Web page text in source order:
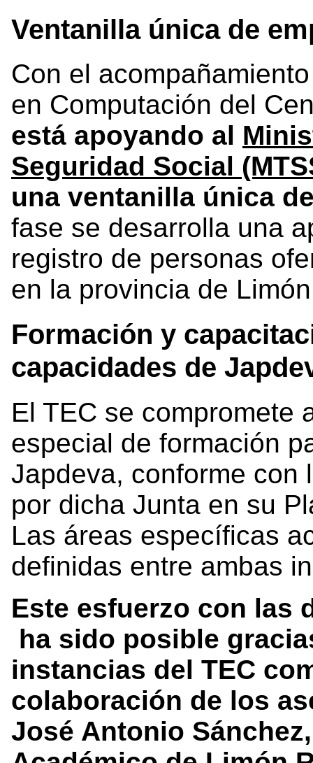
Ventanilla única de
Con el
en Computación del
está apoyando al
Seguridad Social
una ventanilla única
fase se desarrolla una
registro de personas
en la provincia de
Formación y
capacidades de
El TEC se compromete
especial de formación
Japdeva, conforme con
por dicha Junta en su
Las áreas específicas
definidas entre ambas
Este esfuerzo con las
ha sido posible
instancias del TEC
colaboración de los
José Antonio